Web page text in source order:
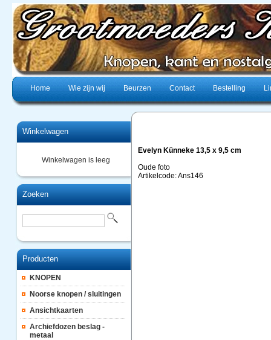
Home Wie zijn wij Beurzen Contact Bestelling
Winkelwagen
Winkelwagen is leeg
Zoeken
Producten
KNOPEN
Noorse knopen / sluitingen
Ansichtkaarten
Archiefdozen beslag -
metaal
Evelyn Künneke 13,5 x 9,5 cm
Oude foto
Artikelcode: Ans146